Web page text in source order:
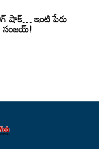
షాక్… ఇంటి పేరు
సంజయ్!